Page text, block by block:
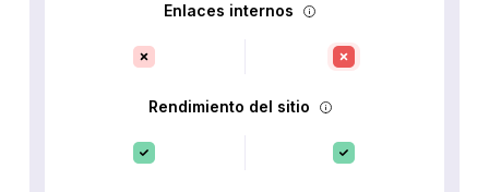
Enlaces internos
Rendimiento del sitio